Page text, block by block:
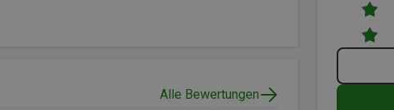
Alle Bewertungen